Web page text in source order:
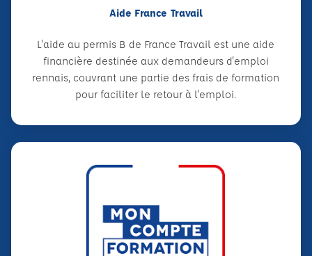
Aide France Travail
L'aide au permis B de France Travail est une aide
financière destinée aux demandeurs d'emploi
rennais, couvrant une partie des frais de formation
pour faciliter le retour à l'emploi.